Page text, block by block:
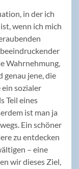
in der ich
wenn ich mich
Wahrnehmung,
genau jene, die
sozialer
Teil eines
ist man ja
Ein schöner
zu entdecken
– eine
wir dieses Ziel,